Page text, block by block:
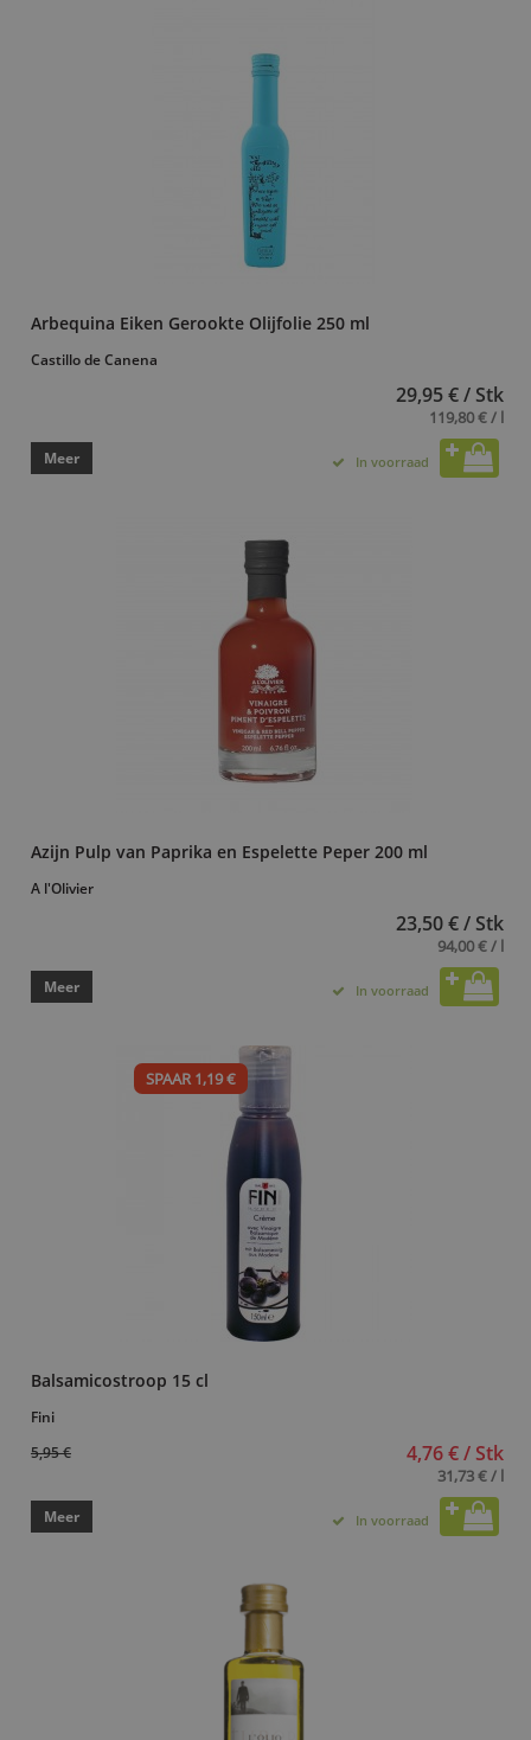
Arbequina Eiken Gerookte Olijfolie 250 ml
Castillo de Canena
29,95 € / Stk
119,80 € / l
Meer In voorraad
Azijn Pulp van Paprika en Espelette Peper 200 ml
A l'Olivier
23,50 € / Stk
94,00 € / l
Meer In voorraad
SPAAR 1,19 €
Balsamicostroop 15 cl
Fini
5,95 €
4,76 € / Stk
31,73 € / l
Meer In voorraad